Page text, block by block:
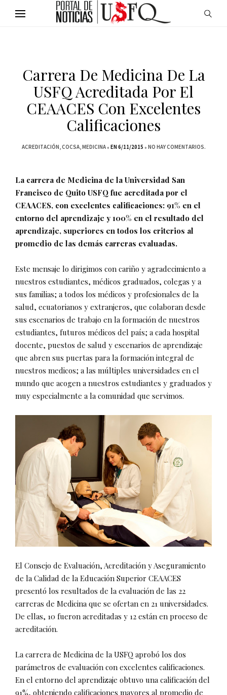
Carrera De Medicina De La
USFQ Acreditada Por El
CEAACES Con Excelentes
Calificaciones
ACREDITACIÓN COCSA MEDICINA EN 6/11/2015 NO HAY COMENTARIOS.
La carrera de Medicina de la Universidad San
Francisco de Quito USFQ fue acreditada por el
CEAACES, con excelentes calificaciones: 91% en el
entorno del aprendizaje y 100% en el resultado del
aprendizaje, superiores en todos los criterios al
promedio de las demás carreras evaluadas.
Este mensaje lo dirigimos con cariño y agradecimiento a
nuestros estudiantes, médicos graduados, colegas y a
sus familias; a todos los médicos y profesionales de la
salud, ecuatorianos y extranjeros, que colaboran desde
sus escenarios de trabajo en la formación de nuestros
estudiantes, futuros médicos del país; a cada hospital
docente, puestos de salud y escenarios de aprendizaje
que abren sus puertas para la formación integral de
nuestros medicos; a las múltiples universidades en el
mundo que acogen a nuestros estudiantes y graduados y
muy especialmente a la comunidad que servimos.
El Consejo de Evaluación, Acreditación y Aseguramiento
de la Calidad de la Educación Superior CEAACES
presentó los resultados de la evaluación de las 22
carreras de Medicina que se ofertan en 21 universidades.
De ellas, 10 fueron acreditadas y 12 están en proceso de
acreditación.
La carrera de Medicina de la USFQ aprobó los dos
parámetros de evaluación con excelentes calificaciones.
En el entorno del aprendizaje obtuvo una calificación del
91%, obteniendo calificaciones mayores al promedio de